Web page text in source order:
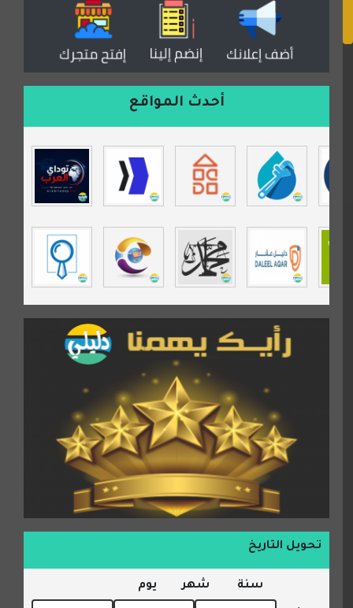
منتدى عدلات
موقع مداد الإسلامي
ورشة زهرة لورا للحدادة
موقع حراج خدمة
تي في قران
موسوعة نور الرحمن
مندى غرام
مردة سوفت
السبيل
أحدث المواقع
تحويل التاريخ
سنة شهر يوم